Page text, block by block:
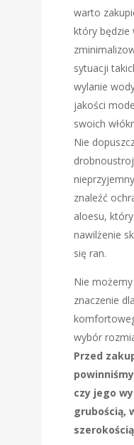
warto
który będzie
sytuacji
wylanie
jakości
swoich
Nie
znaleźć
aloesu,
nawilżenie
się ran.
Nie
znaczenie
wybór
Przed
czy jego
grubością,